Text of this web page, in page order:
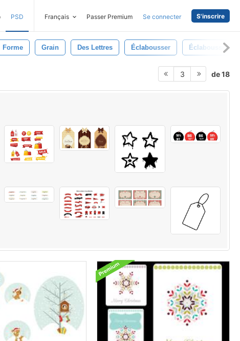
PSD Français Passer Premium Se connecter S'inscrire
Forme Grain Des Lettres Éclabousser Éclaboussure
3 de 18